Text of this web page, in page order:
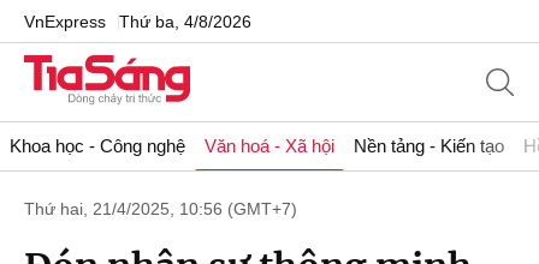
VnExpress Thứ ba, 4/8/2026
Khoa học - Công nghệ Văn hoá - Xã hội Nền tảng - Kiến tạo
Thứ hai, 21/4/2025, 10:56 (GMT+7)